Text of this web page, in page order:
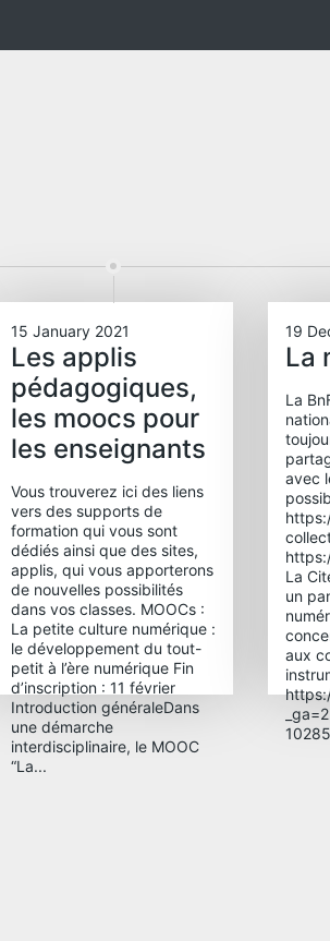
15 January 2021
Les applis
pédagogiques,
les moocs pour
les enseignants
Vous trouverez ici des liens
vers des supports de
formation qui vous sont
dédiés ainsi que des sites,
applis, qui vous apporterons
de nouvelles possibilités
dans vos classes. MOOCs :
La petite culture numérique :
le développement du tout-
petit à l’ère numérique Fin
d’inscription : 11 février
Introduction généraleDans
une démarche
interdisciplinaire, le MOOC
“La...
19
La
La
avec
La
un
aux